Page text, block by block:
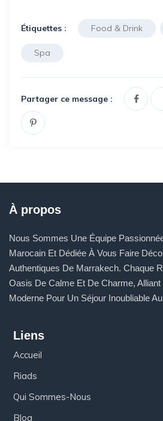
Étiquettes : Food & Drink
Spa
Partager ce message :
À propos
Nous Sommes Une Équipe
Marocain Et Dédiée À Vous Faire
Authentiques De Marrakech. Chaque
Oasis De Calme Et De Charme, Alliant
Moderne Pour Un Séjour Inoubliable
Liens
Accueil
Riads
Qui Sommes-Nous
Blog